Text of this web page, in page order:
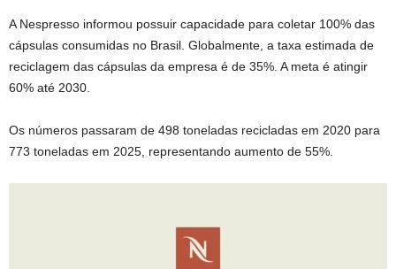
A Nespresso informou possuir capacidade para coletar 100% das
cápsulas consumidas no Brasil. Globalmente, a taxa estimada de
reciclagem das cápsulas da empresa é de 35%. A meta é atingir
60% até 2030.
Os números passaram de 498 toneladas recicladas em 2020 para
773 toneladas em 2025, representando aumento de 55%.